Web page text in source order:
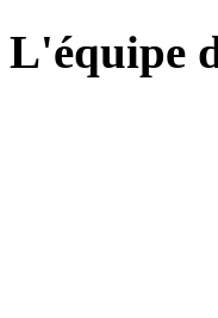
L'équipe